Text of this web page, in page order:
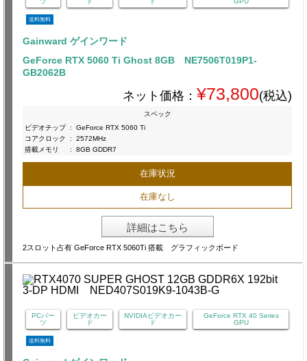
送料無料
Gainward ゲインワード
GeForce RTX 5060 Ti Ghost 8GB NE7506T019P1-
GB2062B
ネット価格： ¥73,800(税込)
スペック
ビデオチップ :
GeForce RTX 5060 Ti
コアクロック
:
2572MHz
搭載メモリ
: 8GB GDDR7
在庫状況
在庫なし
詳細はこちら
2スロット占有 GeForce RTX 5060Ti 搭載 グラフィックボード
PCパー
ツ
ビデオカー
ド
NVIDIAビデオカー
ド
GeForce RTX 40 Series
GPU
送料無料